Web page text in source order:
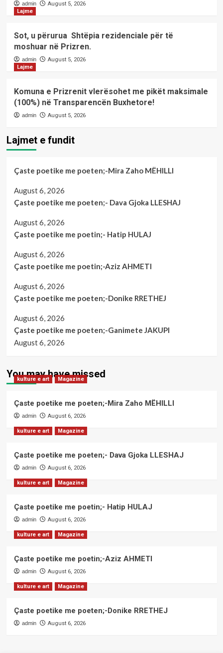
admin
August 5, 2026
Lajme
Sot, u përurua Shtëpia rezidenciale për të
moshuar në Prizren.
admin
August 5, 2026
Lajme
Komuna e Prizrenit vlerësohet me pikët maksimale
(100%) në Transparencën Buxhetore!
admin August 5, 2026
Lajmet e fundit
Çaste poetike me poeten;-Mira Zaho MËHILLI
August 6, 2026
Çaste poetike me poeten;- Dava Gjoka LLESHAJ
August 6, 2026
Çaste poetike me poetin;- Hatip HULAJ
August 6, 2026
Çaste poetike me poetin;-Aziz AHMETI
August 6, 2026
Çaste poetike me poeten;-Donike RRETHEJ
August 6, 2026
Çaste poetike me poeten;-Ganimete JAKUPI
August 6, 2026
You may have missed
kulture e art Magazine
Çaste poetike me poeten;-Mira Zaho MËHILLI
admin August 6, 2026
kulture e art Magazine
Çaste poetike me poeten;- Dava Gjoka LLESHAJ
admin August 6, 2026
kulture e art Magazine
Çaste poetike me poetin;- Hatip HULAJ
admin August 6, 2026
kulture e art Magazine
Çaste poetike me poetin;-Aziz AHMETI
admin August 6, 2026
kulture e art Magazine
Çaste poetike me poeten;-Donike RRETHEJ
admin August 6, 2026